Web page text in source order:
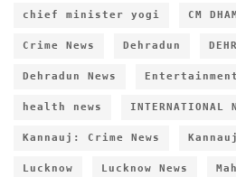
chief minister yogi CM
Crime News Dehradun
Dehradun News Entertainment
health news INTERNATIONAL
Kannauj: Crime News
Lucknow Lucknow News